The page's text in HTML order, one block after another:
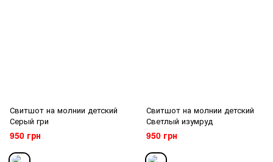
Свитшот на молнии детский
Серый гри
950 грн
Свитшот на молнии детский
Светлый изумруд
950 грн